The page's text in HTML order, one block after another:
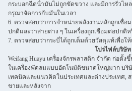
กระบอกฉีดน้ํามันไม่ถูกขัดขวาง และมีการรั่วไห
กรุณาจัดการกับมันในเวลา
6. ตรวจสอบว่าการจําหน่ายพลังงานหลักถูกเชื่
ปกติและว่าสายต่าง ๆ ในเครื่องถูกเชื่อมต่อปกติห
7. ตรวจสอบว่ากระบี่ได้ถูกเต็มด้วยวัสดุแท้เพื่อใ
โปรไฟล์บริษัท
Weifang Huayu เครื่องจักรพลาสติก จํากัด ก่อตั้ง
ในเครื่องพัดลมแบบอัตโนมัติขนาดใหญ่มาก บริ
เทคนิคและแนวคิดในประเทศและต่างประเทศ,
ขายและหลังจาก